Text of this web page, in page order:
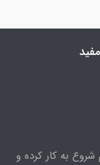
96 در اینستاگرام شروع به کار کرده و